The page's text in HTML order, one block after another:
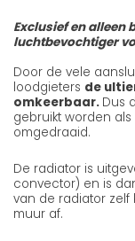
Exclusief en alleen
luchtbevochtiger
Door de vele
loodgieters de
omkeerbaar. Dus
gebruikt worden
omgedraaid.
De radiator is
convector) en is
van de radiator zelf
muur af.